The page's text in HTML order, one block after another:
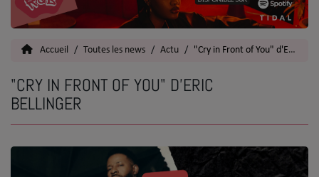
Toutes les News
Actu
Interviews
Accueil Toutes les news Actu "Cry in Front of You" d'Eric Bellinger
"CRY IN FRONT OF YOU" D'ERIC
BELLINGER